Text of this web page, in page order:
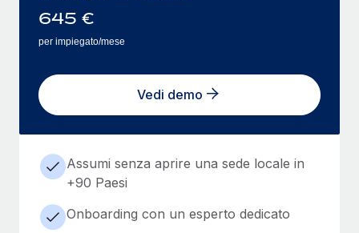
645 €
per impiegato/mese
Vedi demo
Assumi senza aprire una sede locale in
+90 Paesi
Onboarding con un esperto dedicato